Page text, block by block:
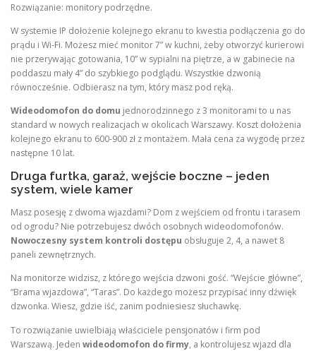
Rozwiązanie: monitory podrzędne.
W systemie IP dołożenie kolejnego ekranu to kwestia podłączenia go do
prądu i Wi-Fi. Możesz mieć monitor 7” w kuchni, żeby otworzyć kurierowi
nie przerywając gotowania, 10” w sypialni na piętrze, a w gabinecie na
poddaszu mały 4” do szybkiego podglądu. Wszystkie dzwonią
równocześnie. Odbierasz na tym, który masz pod ręką.
Wideodomofon do domu jednorodzinnego z 3 monitorami to u nas
standard w nowych realizacjach w okolicach Warszawy. Koszt dołożenia
kolejnego ekranu to 600-900 zł z montażem. Mała cena za wygodę przez
następne 10 lat.
Druga furtka, garaż, wejście boczne – jeden
system, wiele kamer
Masz posesję z dwoma wjazdami? Dom z wejściem od frontu i tarasem
od ogrodu? Nie potrzebujesz dwóch osobnych wideodomofonów.
Nowoczesny system kontroli dostępu obsługuje 2, 4, a nawet 8
paneli zewnętrznych.
Na monitorze widzisz, z którego wejścia dzwoni gość. “Wejście główne”,
“Brama wjazdowa”, “Taras”. Do każdego możesz przypisać inny dźwięk
dzwonka. Wiesz, gdzie iść, zanim podniesiesz słuchawkę.
To rozwiązanie uwielbiają właściciele pensjonatów i firm pod
Warszawą. Jeden wideodomofon do firmy, a kontrolujesz wjazd dla